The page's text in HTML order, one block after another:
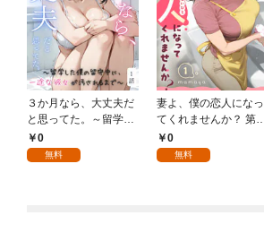
３か月なら、大丈夫だ
と思ってた。～留学し
た僕の留守中に、一途
な彼女が汚されるまで
0
無料
妻よ、僕の恋人になっ
てくれませんか？ 第1
話0
無料